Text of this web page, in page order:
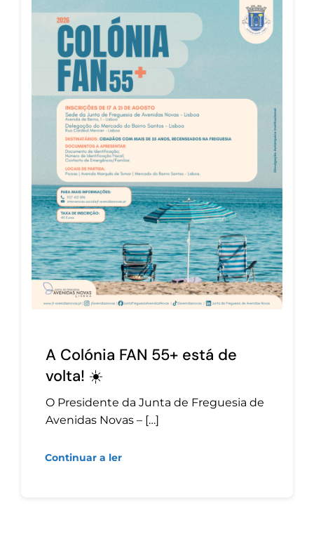
A Colónia FAN 55+ está de
volta! ☀️
O Presidente da Junta de Freguesia de
Avenidas Novas – […]
Continuar a ler